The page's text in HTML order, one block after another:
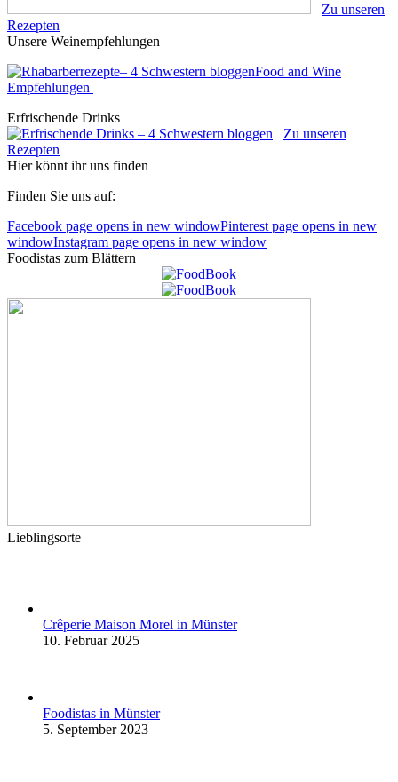
Zu unseren
Rezepten
Unsere Weinempfehlungen
Food and Wine
Empfehlungen
Erfrischende Drinks
Zu unseren
Rezepten
Hier könnt ihr uns finden
Finden Sie uns auf:
Facebook page opens in new windowPinterest page opens in new
windowInstagram page opens in new window
Foodistas zum Blättern
Lieblingsorte
Crêperie Maison Morel in Münster
10. Februar 2025
Foodistas in Münster
5. September 2023